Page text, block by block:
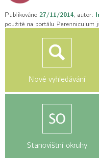
Publikováno 27/11/2014, autor:
použité na portálu Perenniculum
Nové vyhledávání
Stanovištní okruhy